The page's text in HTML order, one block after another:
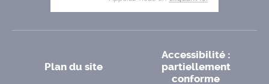
Plan du site
Accessibilité :
partiellement
conforme